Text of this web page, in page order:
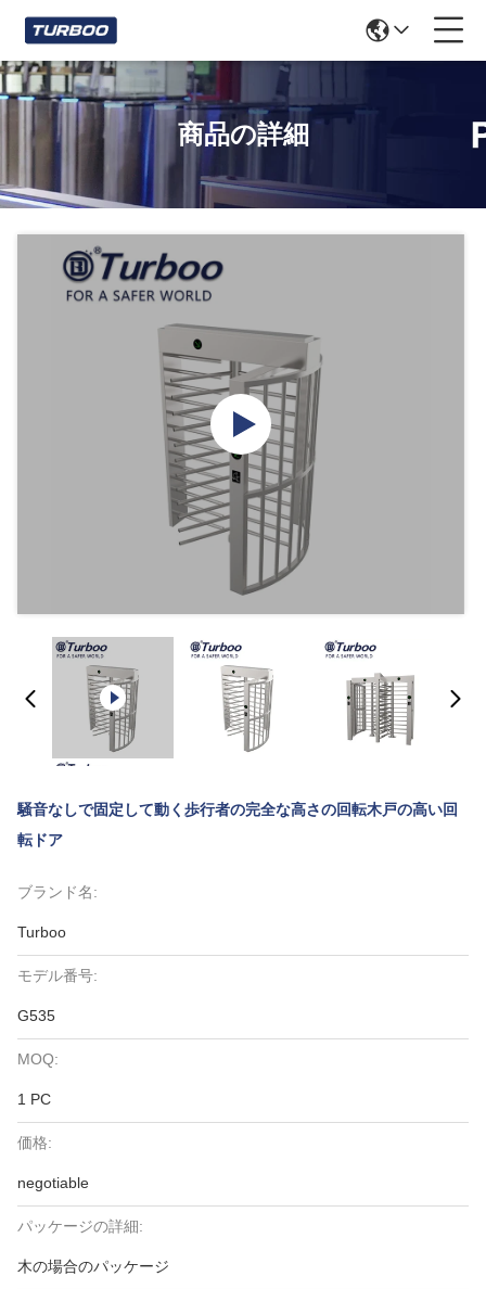
商品の詳細
騒音なしで固定して動く歩行者の完全な高さの回転木戸の高い回
転ドア
ブランド名:
Turboo
モデル番号:
G535
MOQ:
1 PC
価格:
negotiable
パッケージの詳細:
木の場合のパッケージ